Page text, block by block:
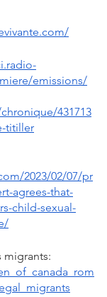
emissions/
431713
titiller
2023/02/07/pr
agrees-that-
child-sexual-
migrants: